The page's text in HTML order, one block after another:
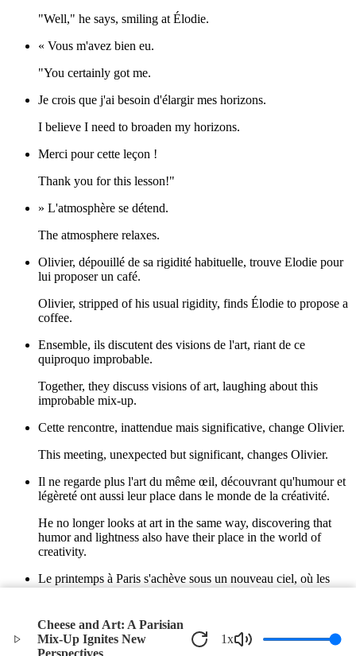
Cheese and Art: A Parisian
Mix-Up Ignites New
Perspectives
1x
"Well," he says, smiling at Élodie.
« Vous m'avez bien eu.
"You certainly got me.
Je crois que j'ai besoin d'élargir mes horizons.
I believe I need to broaden my horizons.
Merci pour cette leçon !
Thank you for this lesson!"
» L'atmosphère se détend.
The atmosphere relaxes.
Olivier, dépouillé de sa rigidité habituelle, trouve Elodie pour
lui proposer un café.
Olivier, stripped of his usual rigidity, finds Élodie to propose a
coffee.
Ensemble, ils discutent des visions de l'art, riant de ce
quiproquo improbable.
Together, they discuss visions of art, laughing about this
improbable mix-up.
Cette rencontre, inattendue mais significative, change Olivier.
This meeting, unexpected but significant, changes Olivier.
Il ne regarde plus l'art du même œil, découvrant qu'humour et
légèreté ont aussi leur place dans le monde de la créativité.
He no longer looks at art in the same way, discovering that
humor and lightness also have their place in the world of
creativity.
Le printemps à Paris s'achève sous un nouveau ciel, où les
Spring in Paris ends under a new sky, where perspectives
widen for him, with a smile on his lips and an open mind.